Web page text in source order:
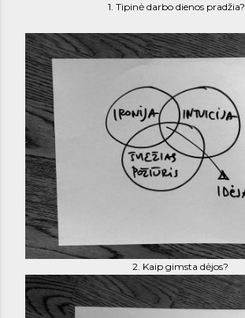
1. Tipinė darbo dienos pradžia?
2. Kaip gimsta dėjos?